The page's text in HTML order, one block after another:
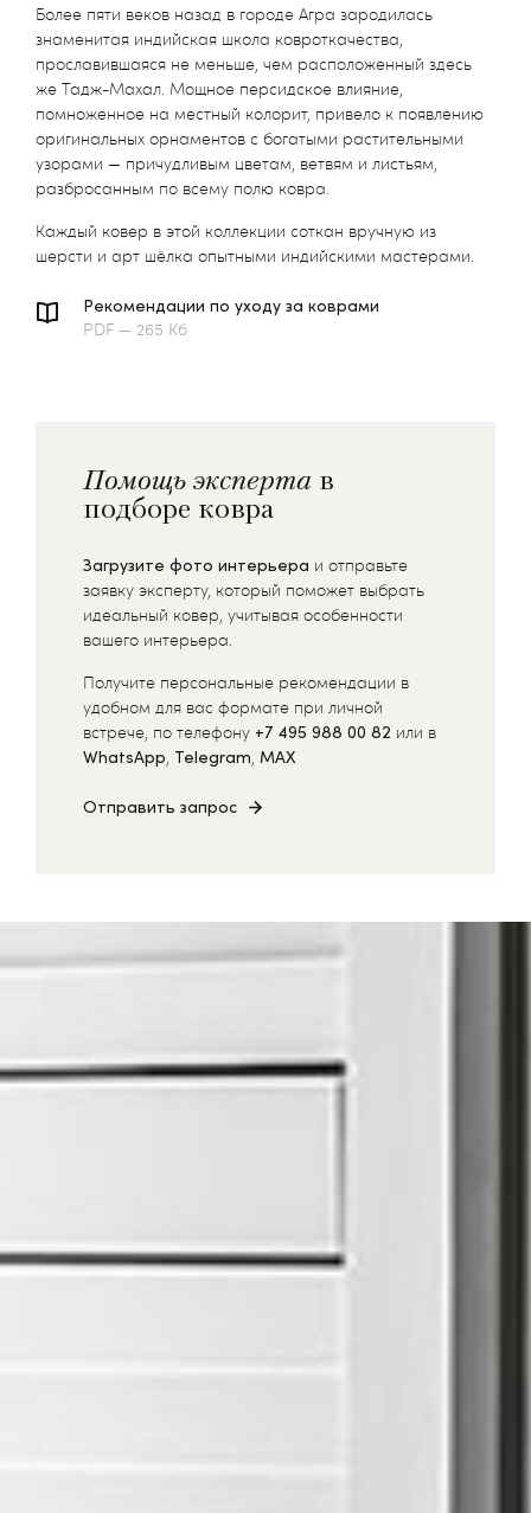
Более пяти веков назад в городе Агра зародилась
знаменитая индийская школа ковроткачества,
прославившаяся не меньше, чем расположенный здесь
же Тадж-Махал. Мощное персидское влияние,
помноженное на местный колорит, привело к появлению
оригинальных орнаментов с богатыми растительными
узорами — причудливым цветам, ветвям и листьям,
разбросанным по всему полю ковра.
Каждый ковер в этой коллекции соткан вручную из
шерсти и арт шёлка опытными индийскими мастерами.
Рекомендации по уходу за коврами
PDF — 265 Кб
Помощь эксперта в
подборе ковра
Загрузите фото интерьера и отправьте
заявку эксперту, который поможет выбрать
идеальный ковер, учитывая особенности
вашего интерьера.
Получите персональные рекомендации в
удобном для вас формате при личной
встрече, по телефону +7 495 988 00 82 или в
WhatsApp, Telegram, MAX
Отправить запрос